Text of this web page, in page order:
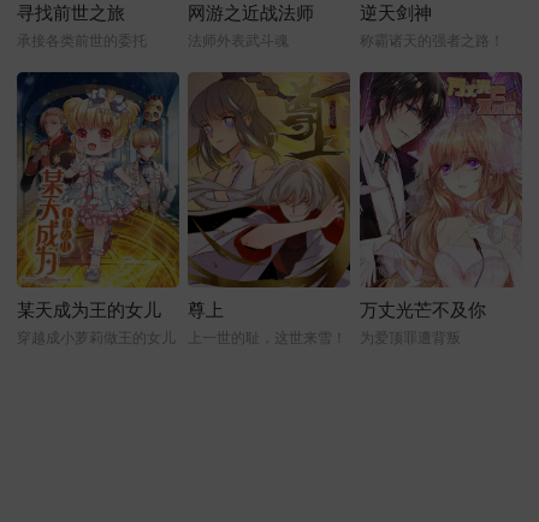
寻找前世之旅
承接各类前世的委托
网游之近战法师
法师外表武斗魂
逆天剑神
称霸诸天的强者之路！
某天成为王的女儿
穿越成小萝莉做王的女儿
尊上
上一世的耻，这世来雪！
万丈光芒不及你
为爱顶罪遭背叛